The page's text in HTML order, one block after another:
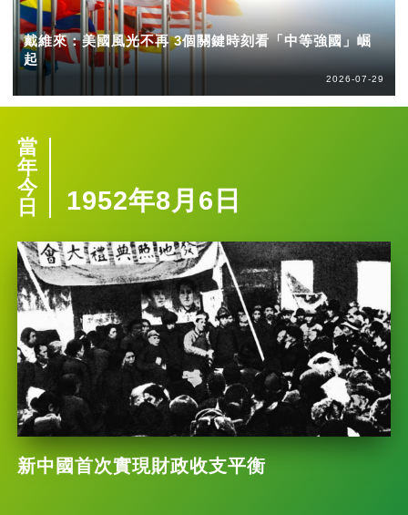
戴維來：美國風光不再 3個關鍵時刻看「中等強國」崛
起
2026-07-29
當
年
今
日
1952年8月6日
新中國首次實現財政收支平衡